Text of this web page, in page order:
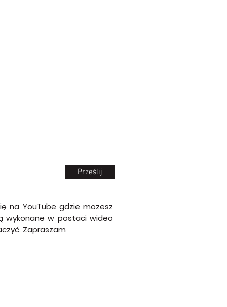
Prześlij
na YouTube gdzie możesz
wykonane w postaci wideo
Zapraszam